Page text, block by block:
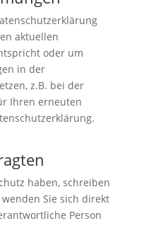
aktuellen
oder um
in der
z.B. bei der
Ihren erneuten
haben, schreiben
Sie sich direkt
Person